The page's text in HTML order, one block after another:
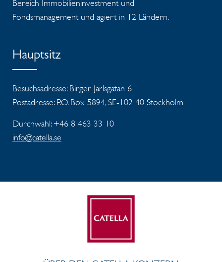
Bereich Immobilieninvestment und
Fondsmanagement und agiert in 12 Ländern.
Hauptsitz
Besuchsadresse: Birger Jarlsgatan 6
Postadresse: P.O. Box 5894, SE-102 40 Stockholm
Durchwahl: +46 8 463 33 10
info@catella.se